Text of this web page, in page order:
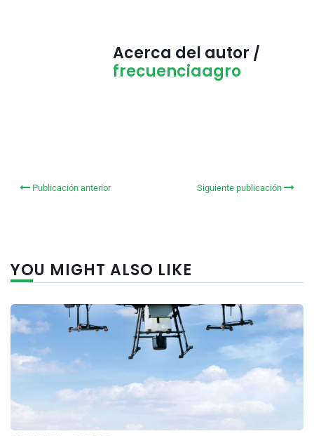
Acerca del autor /
frecuenciaagro
Publicación anterior Siguiente publicación
YOU MIGHT ALSO LIKE